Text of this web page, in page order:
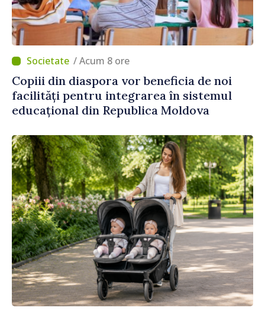
/ Acum 8 ore
Copiii din diaspora vor beneficia de noi
facilități pentru integrarea în sistemul
educațional din Republica Moldova